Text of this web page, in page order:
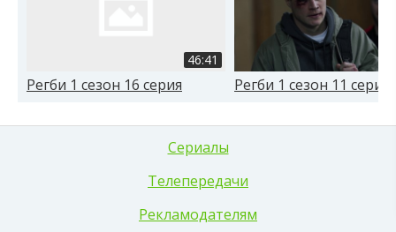
46:41
Регби 1 сезон 16 серия Регби 1 сезон 11 серия
Сериалы
Телепередачи
Рекламодателям